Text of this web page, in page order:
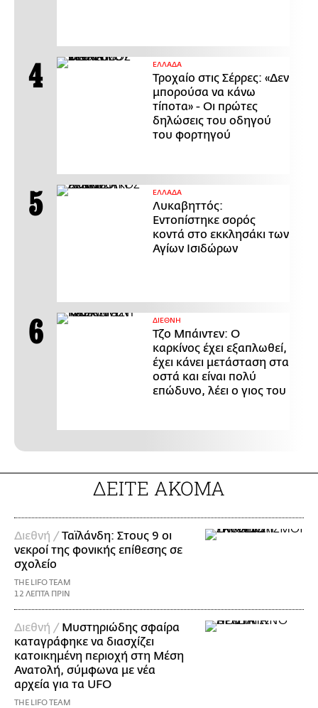
ΕΛΛΑΔΑ
Τροχαίο στις Σέρρες: «Δεν
μπορούσα να κάνω
τίποτα» - Οι πρώτες
δηλώσεις του οδηγού
του φορτηγού
ΕΛΛΑΔΑ
Λυκαβηττός:
Εντοπίστηκε σορός
κοντά στο εκκλησάκι των
Αγίων Ισιδώρων
ΔΙΕΘΝΗ
Τζο Μπάιντεν: Ο
καρκίνος έχει εξαπλωθεί,
έχει κάνει μετάσταση στα
οστά και είναι πολύ
επώδυνο, λέει ο γιος του
ΔΕΙΤΕ ΑΚΟΜΑ
Διεθνή /Ταϊλάνδη: Στους 9 οι
νεκροί της φονικής επίθεσης σε
σχολείο
THE LIFO TEAM
12 ΛΕΠΤΑ ΠΡΙΝ
Διεθνή / Μυστηριώδης σφαίρα
καταγράφηκε να διασχίζει
κατοικημένη περιοχή στη Μέση
Ανατολή, σύμφωνα με νέα
αρχεία για τα UFO
THE LIFO TEAM